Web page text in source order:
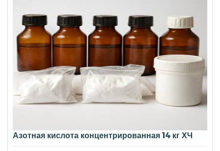
Азотная кислота концентрированная 14 кг ХЧ